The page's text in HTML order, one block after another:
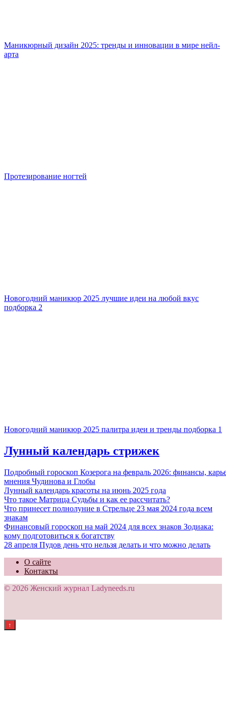
Маникюрный дизайн 2025: тренды и инновации в мире нейл-
арта
Протезирование ногтей
Новогодний маникюр 2025 лучшие идеи на любой вкус
подборка 2
Новогодний маникюр 2025 палитра идеи и тренды подборка 1
Лунный календарь стрижек
Подробный гороскоп Козерога на февраль 2026: финансы,
мнения Чудинова и Глобы
Лунный календарь красоты на июнь 2025 года
Что такое Матрица Судьбы и как ее рассчитать?
Что принесет полнолуние в Стрельце 23 мая 2024 года всем
знакам
Финансовый гороскоп на май 2024 для всех знаков Зодиака:
кому подготовиться к богатству
28 апреля Пудов день что нельзя делать и что можно делать
О сайте
Контакты
© 2026 Женский журнал Ladyneeds.ru